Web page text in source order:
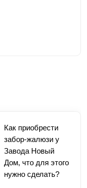
Как приобрести
забор-жалюзи у
Завода Новый
Дом, что для этого
нужно сделать?